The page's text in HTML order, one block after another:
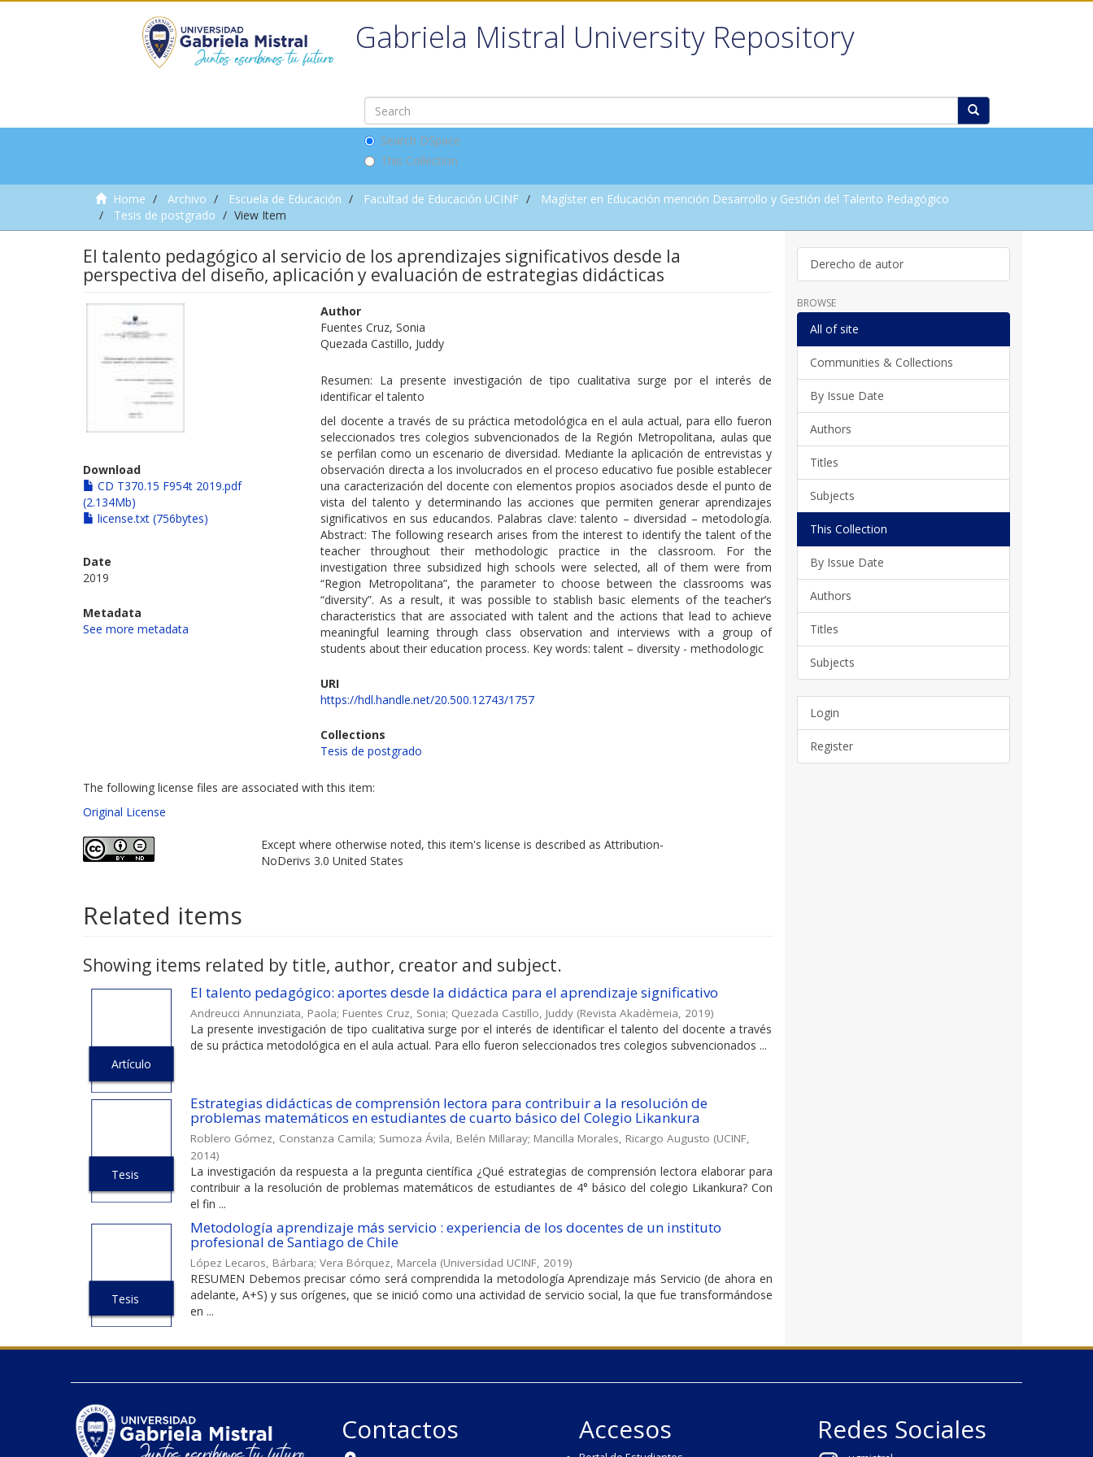
Gabriela Mistral University Repository
Search DSpace
This Collection
Home Archivo Escuela de Educación Facultad de Educación UCINF
Magíster en Educación mención Desarrollo y Gestión del Talento Pedagógico
Tesis de postgrado
View Item
El talento pedagógico al servicio de los aprendizajes significativos desde la
perspectiva del diseño, aplicación y evaluación de estrategias didácticas
Download
CD T370.15 F954t 2019.pdf
(2.134Mb)
license.txt (756bytes)
Date
2019
Metadata
See more metadata
Author
Fuentes Cruz, Sonia
Quezada Castillo, Juddy
Resumen: La presente investigación de tipo cualitativa surge por el interés de
identificar el talento
del docente a través de su práctica metodológica en el aula actual, para ello fueron
seleccionados tres colegios subvencionados de la Región Metropolitana, aulas que
se perfilan como un escenario de diversidad. Mediante la aplicación de entrevistas y
observación directa a los involucrados en el proceso educativo fue posible establecer
una caracterización del docente con elementos propios asociados desde el punto de
vista del talento y determinando las acciones que permiten generar aprendizajes
significativos en sus educandos. Palabras clave: talento – diversidad – metodología.
Abstract: The following research arises from the interest to identify the talent of the
teacher throughout their methodologic practice in the classroom. For the
investigation three subsidized high schools were selected, all of them were from
“Region Metropolitana”, the parameter to choose between the classrooms was
“diversity”. As a result, it was possible to stablish basic elements of the teacher’s
characteristics that are associated with talent and the actions that lead to achieve
meaningful learning through class observation and interviews with a group of
students about their education process. Key words: talent – diversity - methodologic
URI
https://hdl.handle.net/20.500.12743/1757
Collections
Tesis de postgrado
The following license files are associated with this item:
Original License
Except where otherwise noted, this item's license is described as Attribution-
NoDerivs 3.0 United States
Related items
Showing items related by title, author, creator and subject.
Artículo
El talento pedagógico: aportes desde la didáctica para el aprendizaje significativo
Andreucci Annunziata, Paola; Fuentes Cruz, Sonia; Quezada Castillo, Juddy (Revista Akadèmeia, 2019)
La presente investigación de tipo cualitativa surge por el interés de identificar el talento del docente a través
de su práctica metodológica en el aula actual. Para ello fueron seleccionados tres colegios subvencionados ...
Tesis
Estrategias didácticas de comprensión lectora para contribuir a la resolución de
problemas matemáticos en estudiantes de cuarto básico del Colegio Likankura
Roblero Gómez, Constanza Camila; Sumoza Ávila, Belén Millaray; Mancilla Morales, Ricargo Augusto (UCINF,
2014)
La investigación da respuesta a la pregunta científica ¿Qué estrategias de comprensión lectora elaborar para
contribuir a la resolución de problemas matemáticos de estudiantes de 4° básico del colegio Likankura? Con
el fin ...
Tesis
Metodología aprendizaje más servicio : experiencia de los docentes de un instituto
profesional de Santiago de Chile
López Lecaros, Bárbara; Vera Bórquez, Marcela (Universidad UCINF, 2019)
RESUMEN Debemos precisar cómo será comprendida la metodología Aprendizaje más Servicio (de ahora en
adelante, A+S) y sus orígenes, que se inició como una actividad de servicio social, la que fue transformándose
en ...
Derecho de autor
BROWSE
All of site
Communities & Collections
By Issue Date
Authors
Titles
Subjects
This Collection
By Issue Date
Authors
Titles
Subjects
Login
Register
Contactos Accesos Redes Sociales